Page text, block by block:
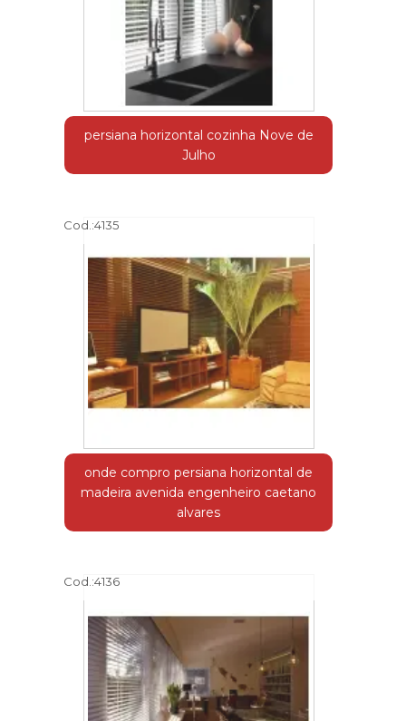
persiana horizontal cozinha Nove de
Julho
Cod.:4135
onde compro persiana horizontal de
madeira avenida engenheiro caetano
alvares
Cod.:4136